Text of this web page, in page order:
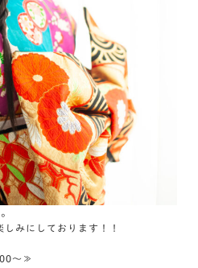
みにしております！！
～≫